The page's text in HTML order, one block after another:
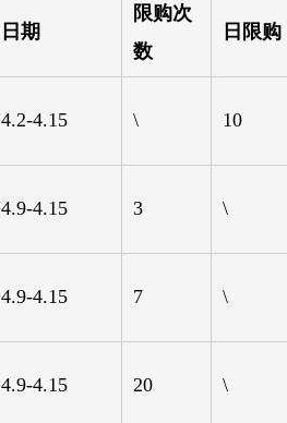
日期
限购次
数
日限购
4.2-4.15 \ 10
4.9-4.15 3 \
4.9-4.15 7 \
4.9-4.15 20 \